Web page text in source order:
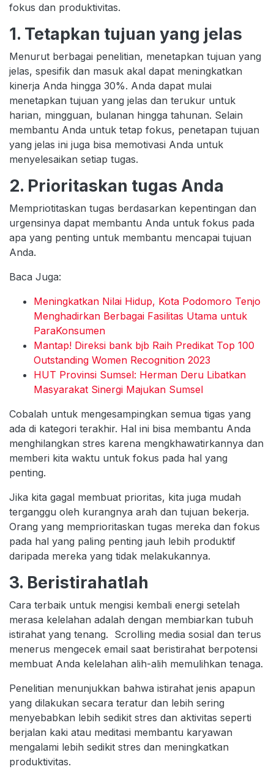
fokus dan produktivitas.
1. Tetapkan tujuan yang jelas
Menurut berbagai penelitian, menetapkan tujuan yang
jelas, spesifik dan masuk akal dapat meningkatkan
kinerja Anda hingga 30%. Anda dapat mulai
menetapkan tujuan yang jelas dan terukur untuk
harian, mingguan, bulanan hingga tahunan. Selain
membantu Anda untuk tetap fokus, penetapan tujuan
yang jelas ini juga bisa memotivasi Anda untuk
menyelesaikan setiap tugas.
2. Prioritaskan tugas Anda
Mempriotitaskan tugas berdasarkan kepentingan dan
urgensinya dapat membantu Anda untuk fokus pada
apa yang penting untuk membantu mencapai tujuan
Anda.
Baca Juga:
Meningkatkan Nilai Hidup, Kota Podomoro Tenjo
Menghadirkan Berbagai Fasilitas Utama untuk
ParaKonsumen
Mantap! Direksi bank bjb Raih Predikat Top 100
Outstanding Women Recognition 2023
HUT Provinsi Sumsel: Herman Deru Libatkan
Masyarakat Sinergi Majukan Sumsel
Cobalah untuk mengesampingkan semua tigas yang
ada di kategori terakhir. Hal ini bisa membantu Anda
menghilangkan stres karena mengkhawatirkannya dan
memberi kita waktu untuk fokus pada hal yang
penting.
Jika kita gagal membuat prioritas, kita juga mudah
terganggu oleh kurangnya arah dan tujuan bekerja.
Orang yang memprioritaskan tugas mereka dan fokus
pada hal yang paling penting jauh lebih produktif
daripada mereka yang tidak melakukannya.
3. Beristirahatlah
Cara terbaik untuk mengisi kembali energi setelah
merasa kelelahan adalah dengan membiarkan tubuh
istirahat yang tenang. Scrolling media sosial dan terus
menerus mengecek email saat beristirahat berpotensi
membuat Anda kelelahan alih-alih memulihkan tenaga.
Penelitian menunjukkan bahwa istirahat jenis apapun
yang dilakukan secara teratur dan lebih sering
menyebabkan lebih sedikit stres dan aktivitas seperti
berjalan kaki atau meditasi membantu karyawan
mengalami lebih sedikit stres dan meningkatkan
produktivitas.